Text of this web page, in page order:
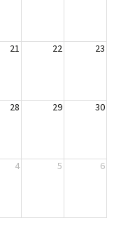
21 22 23
28 29 30
4 5 6